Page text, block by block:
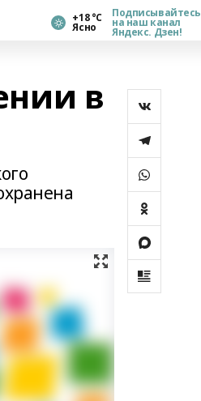
+18 °С
Ясно
Подписывайтесь
на наш канал
Яндекс. Дзен!
в